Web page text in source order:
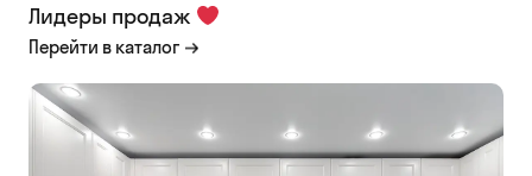
Лидеры продаж
Перейти в каталог